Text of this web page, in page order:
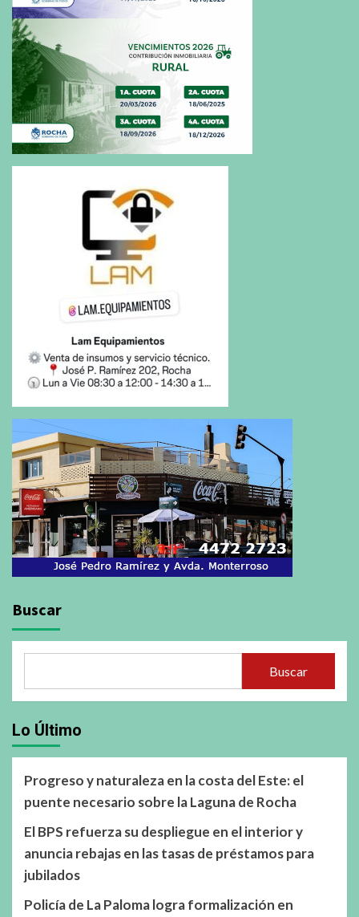
Buscar
Buscar
Lo Último
Progreso y naturaleza en la costa del Este: el
puente necesario sobre la Laguna de Rocha
El BPS refuerza su despliegue en el interior y
anuncia rebajas en las tasas de préstamos para
jubilados
Policía de La Paloma logra formalización en